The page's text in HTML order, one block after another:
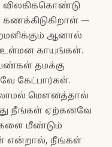
விலகிக்கொண்டு
—
ஆனால்
காயங்கள்.
தமக்கு
கேட்பார்கள்.
மௌனத்தால்
நீங்கள் ஏற்கனவே
மீண்டும்
என்றால், நீங்கள்